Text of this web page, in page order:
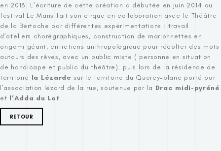
en 2013. L’écriture de cette création a débutée en juin 2014 au
festival Le Mans fait son cirque en collaboration avec le Théâtre
de la Bertoche par différentes expérimentations : travail
d’ateliers chorégraphiques, construction de marionnettes en
origami géant, entretiens anthropologique pour récolter des mots
autours des rêves, avec un public mixte ( personne en situation
de handicape et public du théâtre). puis lors de la résidence de
territoire la Lézarde sur le territoire du Quercy-blanc porté par
l’association lézard de la rue, soutenue par la Drac midi-pyréné
et l’Adda du Lot.
RETOUR